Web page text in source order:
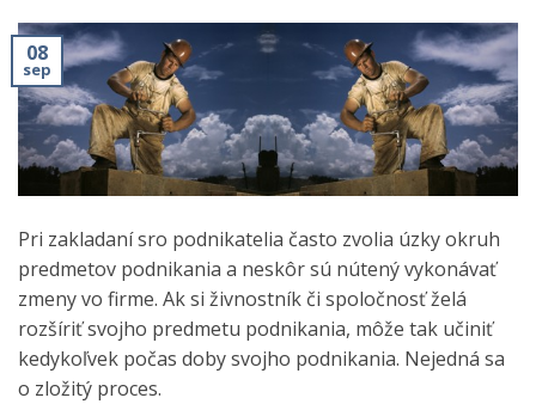
08
sep
Pri zakladaní sro podnikatelia často zvolia úzky okruh
predmetov podnikania a neskôr sú nútený vykonávať
zmeny vo firme. Ak si živnostník či spoločnosť želá
rozšíriť svojho predmetu podnikania, môže tak učiniť
kedykoľvek počas doby svojho podnikania. Nejedná sa
o zložitý proces.